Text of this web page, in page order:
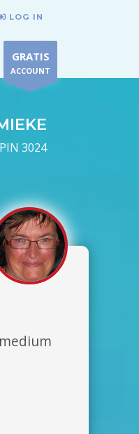
LOG IN
GRATIS
ACCOUNT
PIN 3024
medium